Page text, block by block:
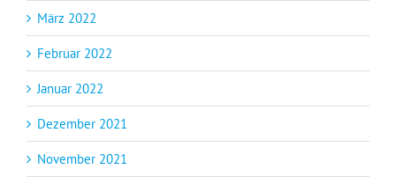
März 2022
Februar 2022
Januar 2022
Dezember 2021
November 2021